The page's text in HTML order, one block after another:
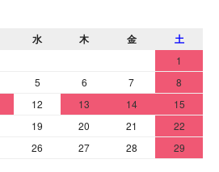
水 木 金 土
1
5 6 7
8
12 13 14
15
19 20 21
22
26 27 28
29